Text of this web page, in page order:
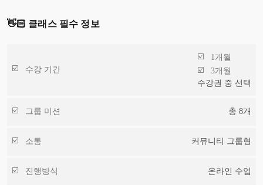
👋🏻 클래스 필수 정보
수강 기간
1개월
3개월
수강권 중 선택
그룹 미션 총 8개
소통 커뮤니티 그룹형
진행방식 온라인 수업